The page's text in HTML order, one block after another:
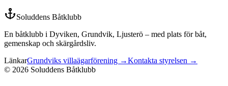
Soluddens Båtklubb
En båtklubb i Dyviken, Grundvik, Ljusterö – med plats för båt,
gemenskap och skärgårdsliv.
LänkarGrundviks villaägarförening →Kontakta styrelsen →
© 2026 Soluddens Båtklubb